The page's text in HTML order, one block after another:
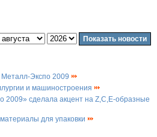
Металл-Экспо 2009
и машиностроения
сделала акцент на Z,C,E-образные
для упаковки